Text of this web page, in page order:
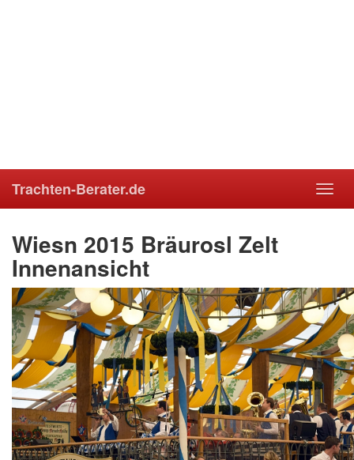
Trachten-Berater.de
Wiesn 2015 Bräurosl Zelt
Innenansicht